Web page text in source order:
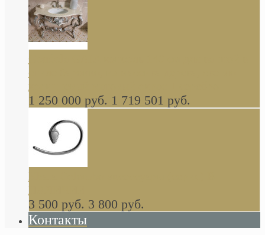
стиле барокко, из массива дерева, светло
коричневый матовый окрас + серебро
1 250 000 руб. 1 719 501 руб.
Khala Colombo аксессуары (серия) В
НАЛИЧИИ
3 500 руб. 3 800 руб.
Контакты